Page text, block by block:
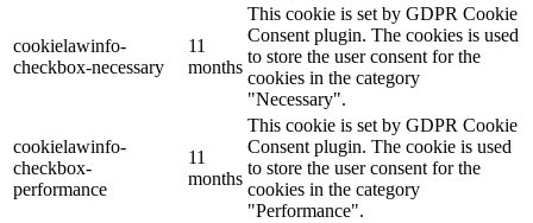
cookielawinfo-
checkbox-necessary
11
months
This cookie is set by GDPR Cookie
Consent plugin. The cookies is used
to store the user consent for the
cookies in the category
"Necessary".
cookielawinfo-
checkbox-
performance
11
months
This cookie is set by GDPR Cookie
Consent plugin. The cookie is used
to store the user consent for the
cookies in the category
"Performance".